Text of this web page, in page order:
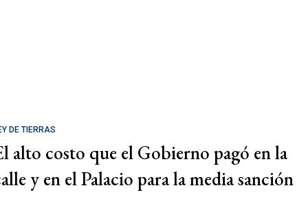
DE TIERRAS
alto costo que el Gobierno pagó en la
y en el Palacio para la media sanción